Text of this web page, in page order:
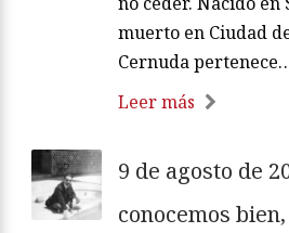
muerto en Ciudad
Cernuda
Leer más
9 de agosto de
conocemos